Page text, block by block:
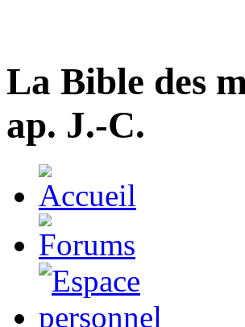
La Bible des
ap. J.-C.